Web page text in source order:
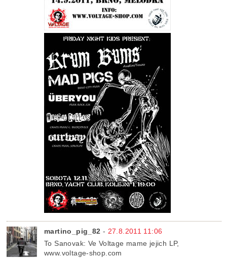
martino_pig_82 - 27.8.2011 11:06
To Sanovak: Ve Voltage mame jejich LP,
www.voltage-shop.com